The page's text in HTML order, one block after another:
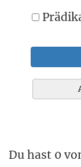
Du hast 0